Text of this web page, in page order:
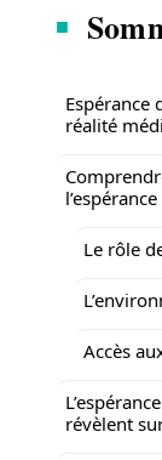
Espérance
réalité
Le rôle
Accès
révèlent